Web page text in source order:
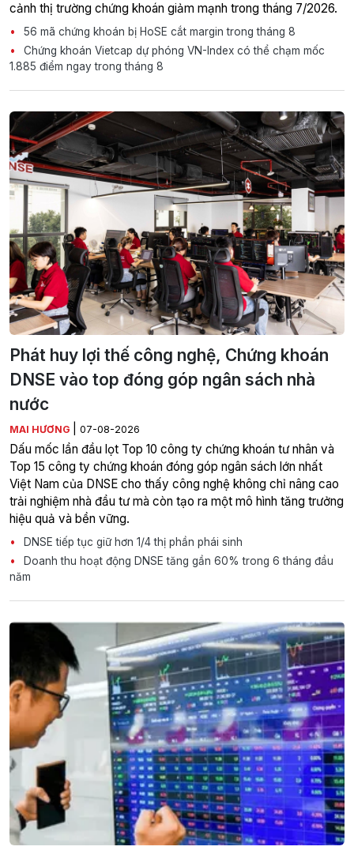
cảnh thị trường chứng khoán giảm mạnh trong tháng 7/2026.
56 mã chứng khoán bị HoSE cắt margin trong tháng 8
Chứng khoán Vietcap dự phóng VN-Index có thể chạm mốc
1.885 điểm ngay trong tháng 8
Phát huy lợi thế công nghệ, Chứng khoán
DNSE vào top đóng góp ngân sách nhà
nước
MAI HƯƠNG 07-08-2026
Dấu mốc lần đầu lọt Top 10 công ty chứng khoán tư nhân và
Top 15 công ty chứng khoán đóng góp ngân sách lớn nhất
Việt Nam của DNSE cho thấy công nghệ không chỉ nâng cao
trải nghiệm nhà đầu tư mà còn tạo ra một mô hình tăng trưởng
hiệu quả và bền vững.
DNSE tiếp tục giữ hơn 1/4 thị phần phái sinh
Doanh thu hoạt động DNSE tăng gần 60% trong 6 tháng đầu
năm